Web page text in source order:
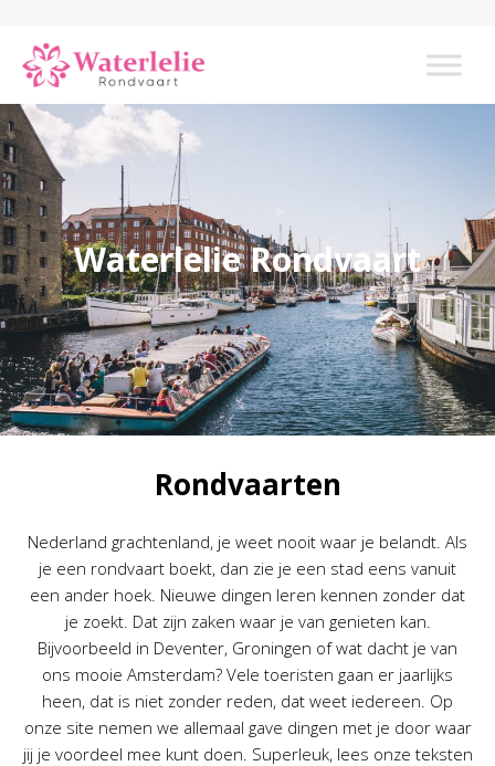
Waterlelie Rondvaart
Rondvaarten
Nederland grachtenland, je weet nooit waar je belandt. Als
je een rondvaart boekt, dan zie je een stad eens vanuit
een ander hoek. Nieuwe dingen leren kennen zonder dat
je zoekt. Dat zijn zaken waar je van genieten kan.
Bijvoorbeeld in Deventer, Groningen of wat dacht je van
ons mooie Amsterdam? Vele toeristen gaan er jaarlijks
heen, dat is niet zonder reden, dat weet iedereen. Op
onze site nemen we allemaal gave dingen met je door waar
jij je voordeel mee kunt doen. Superleuk, lees onze teksten